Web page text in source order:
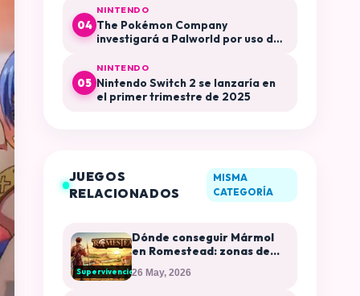
04
NINTENDO
The Pokémon Company
investigará a Palworld por uso de
05
NINTENDO
Nintendo Switch 2 se lanzaría en
el primer trimestre de 2025
JUEGOS
RELACIONADOS
MISMA
CATEGORÍA
Supervivencia
Dónde conseguir Mármol
en Romestead: zonas de
construcción
26 May, 2026